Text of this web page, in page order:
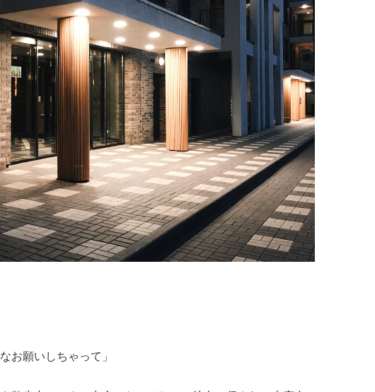
お願いしちゃって」